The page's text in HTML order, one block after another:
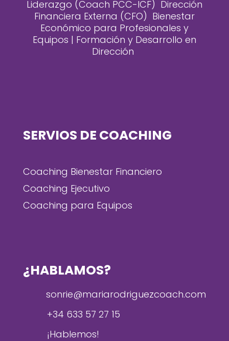
Liderazgo (Coach PCC-ICF) Dirección
Financiera Externa (CFO) Bienestar
Económico para Profesionales y
Equipos | Formación y Desarrollo en
Dirección
SERVIOS DE COACHING
Coaching Bienestar Financiero
Coaching Ejecutivo
Coaching para Equipos
¿HABLAMOS?
sonrie@mariarodriguezcoach.com
+34 633 57 27 15
¡Hablemos!